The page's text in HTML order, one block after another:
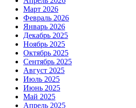
Март 2026
Февраль 2026
Январь 2026
Декабрь 2025
Ноябрь 2025
Октябрь 2025
Сентябрь 2025
Август 2025
Июль 2025
Июнь 2025
Май 2025
Апрель 2025